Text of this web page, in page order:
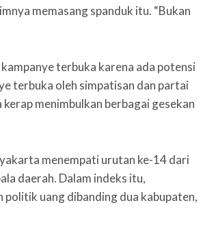
memasang spanduk itu. “Bukan
terbuka karena ada potensi
terbuka oleh simpatisan dan partai
menimbulkan berbagai gesekan
menempati urutan ke-14 dari
daerah. Dalam indeks itu,
uang dibanding dua kabupaten,